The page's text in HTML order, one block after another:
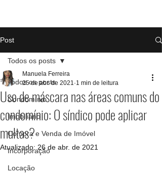
Post
Todos os posts
Condomínio
Imobiliário
Compra e Venda de Imóvel
Incorporação
Locação
Todos os posts
Uso de máscara nas áreas comuns do
condomínio: O síndico pode aplicar
multas?
Manuela Ferreira
25 de abr. de 2021 1 min de leitura
Atualizado: 26 de abr. de 2021